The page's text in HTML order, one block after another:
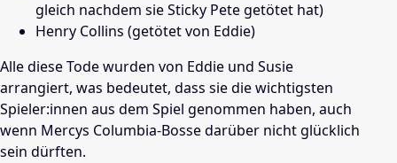
gleich nachdem sie Sticky Pete getötet hat)
Henry Collins (getötet von Eddie)
Alle diese Tode wurden von Eddie und Susie
arrangiert, was bedeutet, dass sie die wichtigsten
Spieler:innen aus dem Spiel genommen haben, auch
wenn Mercys Columbia-Bosse darüber nicht glücklich
sein dürften.